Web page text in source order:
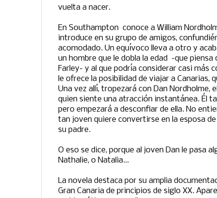
vuelta a nacer.
En Southampton conoce a William
introduce en su grupo de amigos,
acomodado. Un equívoco lleva a otro y
un hombre que le dobla la edad -que piensa
Farley- y al que podría considerar casi más
le ofrece la posibilidad de viajar a Canarias,
Una vez allí, tropezará con Dan Nordholme,
quien siente una atracción instantánea. Él
pero empezará a desconfiar de ella. No
tan joven quiere convertirse en la esposa
su padre.
O eso se dice, porque al joven Dan le pasa
Nathalie, o Natalia...
La novela destaca por su amplia
Gran Canaria de principios de siglo XX.